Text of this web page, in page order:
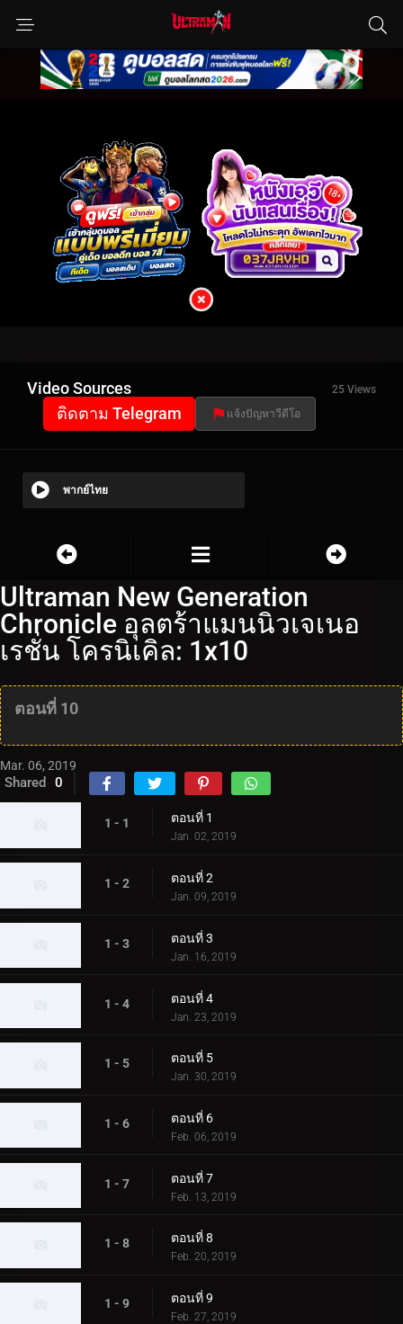
Video Sources 25 Views
ติดตาม Telegram แจ้งปัญหาวีดีโอ
พากย์ไทย
Ultraman New Generation
Chronicle อุลตร้าแมนนิวเจเนอ
เรชั่น โครนิเคิล: 1x10
ตอนที่ 10
Mar. 06, 2019
Shared 0
1 - 1 ตอนที่ 1
Jan. 02, 2019
1 - 2 ตอนที่ 2
Jan. 09, 2019
1 - 3 ตอนที่ 3
Jan. 16, 2019
1 - 4 ตอนที่ 4
Jan. 23, 2019
1 - 5 ตอนที่ 5
Jan. 30, 2019
1 - 6 ตอนที่ 6
Feb. 06, 2019
1 - 7 ตอนที่ 7
Feb. 13, 2019
1 - 8 ตอนที่ 8
Feb. 20, 2019
1 - 9 ตอนที่ 9
Feb. 27, 2019